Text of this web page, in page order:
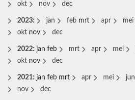
okt
nov dec
2023: jan feb mrt apr mei
okt nov dec
2022: jan feb mrt apr mei
okt nov dec
2021: jan feb mrt apr mei jun
nov
dec